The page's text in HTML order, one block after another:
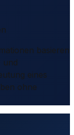
basieren
und
eines
ohne